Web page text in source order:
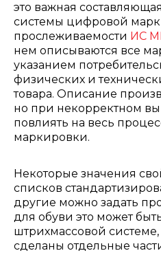
это важная
системы цифровой
прослеживаемости ИС
нем описываются все
указанием
физических и
товара. Описание
но при некорректном
повлиять на весь
маркировки.
Некоторые значения
списков
другие можно задать
для обуви это может
штрихмассовой системе,
сделаны отдельные